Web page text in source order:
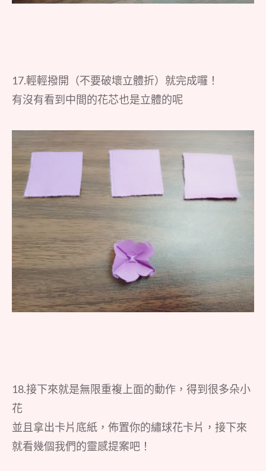
17.輕輕撥開（不要破壞立體折）就完成囉！
有沒有看到中間的花芯也是立體的呢
18.接下來就是無限重複上面的動作，得到很多朵小
花
並且拿出卡片底紙，佈置你的繡球花卡片，接下來
就看幾個我們的靈感提案吧！